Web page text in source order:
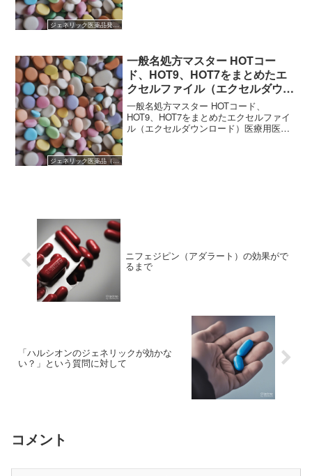
ジェネリック医薬品発売開始
ジェネリック医薬品（後発医薬品）
一般名処方マスター HOTコー
ド、HOT9、HOT7をまとめたエ
クセルファイル（エクセルダウン
ロード）
一般名処方マスター HOTコード、
HOT9、HOT7をまとめたエクセルファイ
ル（エクセルダウンロード）医療用医薬
ニフェジピン（アダラート）の効果がで
るまで
「ハルシオンのジェネリックが効かな
い？」という質問に対して
コメント